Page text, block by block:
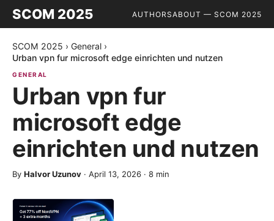
SCOM 2025 AUTHORSABOUT — SCOM 2025
SCOM 2025 › General ›
Urban vpn fur microsoft edge einrichten und nutzen
GENERAL
Urban vpn fur
microsoft edge
einrichten und nutzen
By Halvor Uzunov · April 13, 2026 · 8 min